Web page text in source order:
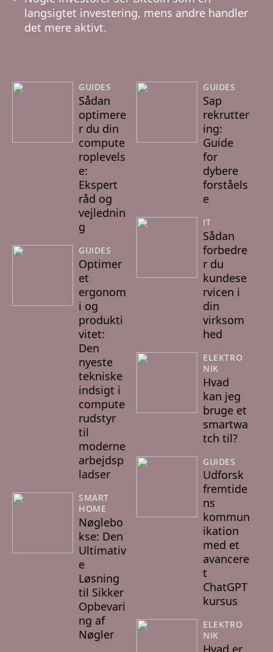
langsigtet investering, mens andre handler
det mere aktivt.
GUIDES
Sådan
optimere
r du din
compute
roplevels
e:
Ekspert
råd og
vejlednin
g
GUIDES
Optimer
et
ergonom
i og
produkti
vitet:
Den
nyeste
tekniske
indsigt i
compute
rudstyr
til
moderne
arbejdsp
ladser
SMART
HOME
Nøglebo
kse: Den
Ultimativ
e
Løsning
til Sikker
Opbevari
ng af
Nøgler
GUIDES
Sap
rekrutter
ing:
Guide
for
dybere
forståels
e
IT
Sådan
forbedre
r du
kundese
rvicen i
din
virksom
hed
ELEKTRO
NIK
Hvad
kan jeg
bruge et
smartwa
tch til?
GUIDES
Udforsk
fremtide
ns
kommun
ikation
med et
avancere
t
ChatGPT
kursus
ELEKTRO
NIK